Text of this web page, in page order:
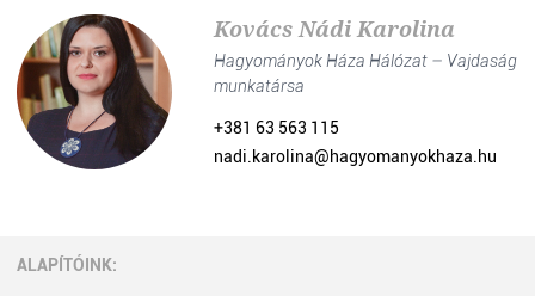
Kovács Nádi Karolina
Hagyományok Háza Hálózat – Vajdaság
munkatársa
+381 63 563 115
nadi.karolina@hagyomanyokhaza.hu
ALAPÍTÓINK: